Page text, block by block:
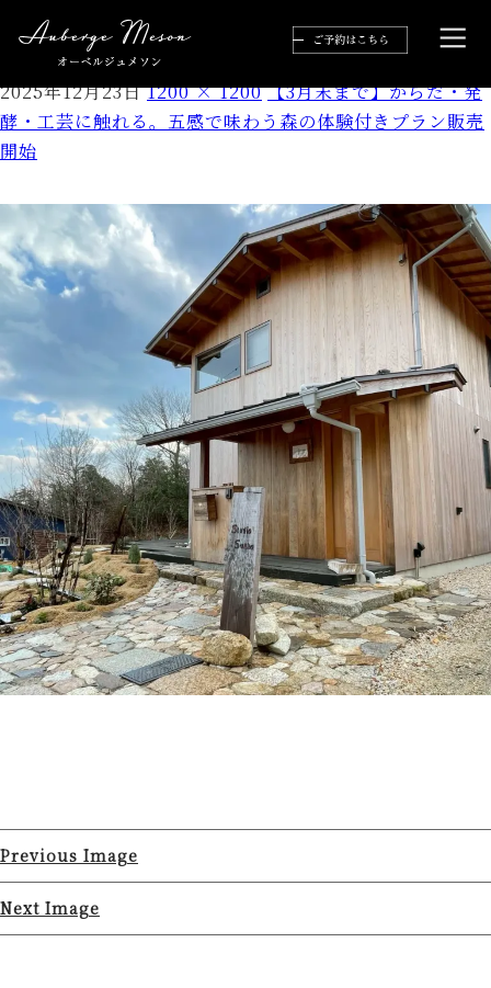
2025年12月23日 1200 × 1200 【3月末まで】からだ・発
酵・工芸に触れる。五感で味わう森の体験付きプラン販売
開始
Previous Image
Next Image